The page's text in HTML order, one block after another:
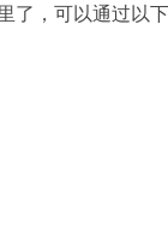
，可以通过以下